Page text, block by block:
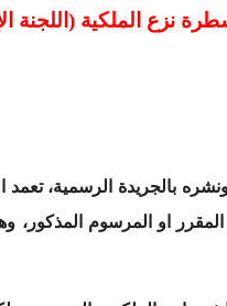
نزع الملكية (اللجنة
بالجريدة الرسمية، تعمد
او المرسوم المذكور،